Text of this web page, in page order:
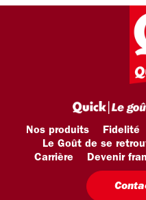
Nos produits Fidelité
Le Goût de se
Carrière
Devenir